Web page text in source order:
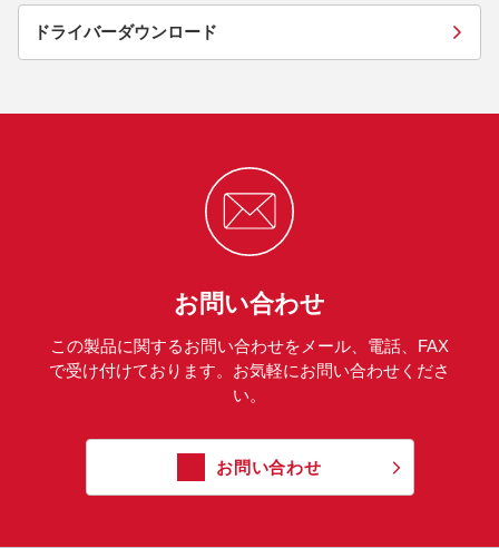
ドライバーダウンロード
お問い合わせ
この製品に関するお問い合わせをメール、電話、FAX
で受け付けております。お気軽にお問い合わせくださ
い。
お問い合わせ